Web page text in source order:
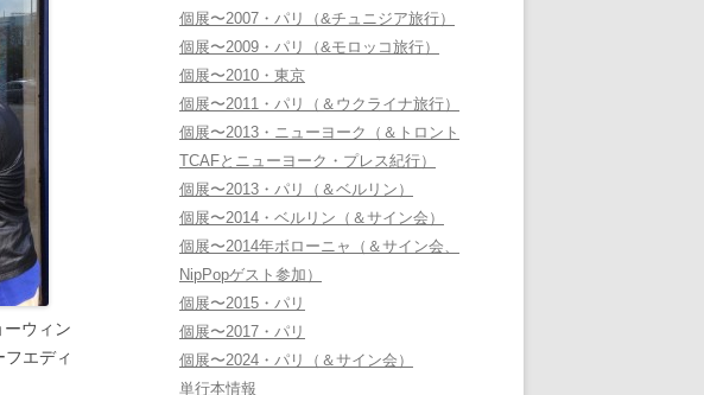
ウィン
エディ
個展〜2007・パリ（&チュニジア旅行）
個展〜2009・パリ（&モロッコ旅行）
個展〜2010・東京
個展〜2011・パリ（＆ウクライナ旅行）
個展〜2013・ニューヨーク（＆トロント
TCAFとニューヨーク・プレス紀行）
個展〜2013・パリ（＆ベルリン）
個展〜2014・ベルリン（＆サイン会）
個展〜2014年ボローニャ（＆サイン会、
NipPopゲスト参加）
個展〜2015・パリ
個展〜2017・パリ
個展〜2024・パリ（＆サイン会）
単行本情報